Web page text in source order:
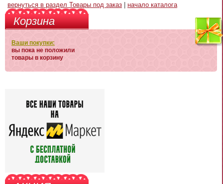
вернуться в раздел Товары под заказ начало каталога
Корзина
Ваши покупки:
вы пока не положили
товары в корзину